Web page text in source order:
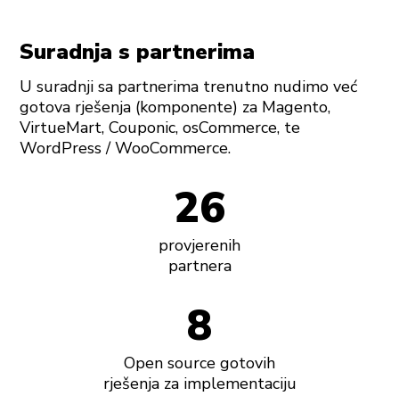
Suradnja s partnerima
U suradnji sa partnerima trenutno nudimo već
gotova rješenja (komponente) za Magento,
VirtueMart, Couponic, osCommerce, te
WordPress / WooCommerce.
26
provjerenih
partnera
8
Open source gotovih
rješenja za implementaciju